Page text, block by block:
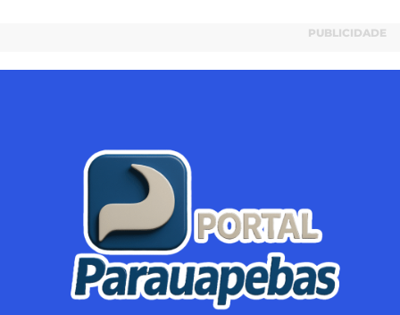
PUBLICIDADE